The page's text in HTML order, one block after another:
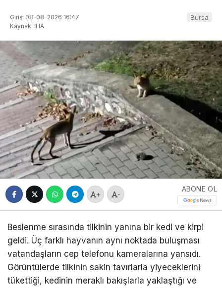
Giriş: 08-08-2026 16:47
Kaynak: İHA
Bursa
+ -
ABONE OL
Beslenme sırasında tilkinin yanına bir kedi ve kirpi
geldi. Üç farklı hayvanın aynı noktada buluşması
vatandaşların cep telefonu kameralarına yansıdı.
Görüntülerde tilkinin sakin tavırlarla yiyeceklerini
tükettiği, kedinin meraklı bakışlarla yaklaştığı ve